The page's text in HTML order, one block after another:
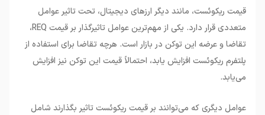
قیمت ریکوئست، مانند دیگر ارزهای دیجیتال، تحت تاثیر عوامل
متعددی قرار دارد. یکی از مهم‌ترین عوامل تاثیرگذار بر قیمت REQ،
تقاضا و عرضه این توکن در بازار است. هرچه تقاضا برای استفاده از
پلتفرم ریکوئست افزایش یابد، احتمالاً قیمت این توکن نیز افزایش
می‌یابد.
عوامل دیگری که می‌توانند بر قیمت ریکوئست تاثیر بگذارند شامل